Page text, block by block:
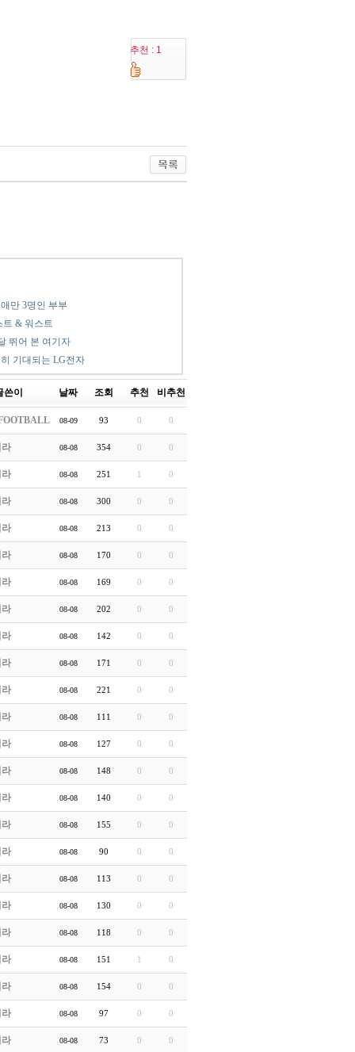
추천 : 1
만 3명인 부부
트 & 워스트
뛰어 본 여기자
기대되는 LG전자
쓴이 날짜 조회 추천 비추천
08-09 93 0 0
08-08 354 0 0
08-08 251 1 0
08-08 300 0 0
08-08 213 0 0
08-08 170 0 0
08-08 169 0 0
08-08 202 0 0
08-08 142 0 0
08-08 171 0 0
08-08 221 0 0
08-08 111 0 0
08-08 127 0 0
08-08 148 0 0
08-08 140 0 0
08-08 155 0 0
08-08 90 0 0
08-08 113 0 0
08-08 130 0 0
08-08 118 0 0
08-08 151 1 0
08-08 154 0 0
08-08 97 0 0
08-08 73 0 0